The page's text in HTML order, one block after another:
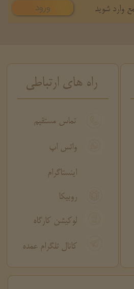
وارد شوید ورود
راه های ارتباطی
تماس مستقیم
اینستاگرام
روبیکا
واتس اپ
لوکیشن کارگاه
کانال تلگرام عمده